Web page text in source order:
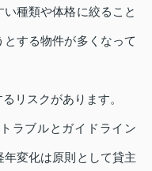
種類や体格に絞ること
する物件が多くなって
リスクがあります。
ラブルとガイドライン
年変化は原則として貸主